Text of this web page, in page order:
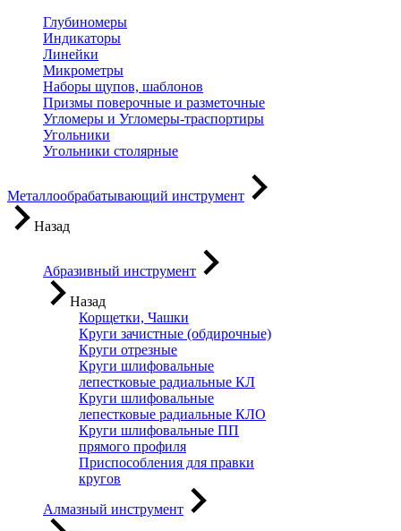
Глубиномеры
Индикаторы
Линейки
Микрометры
Наборы щупов, шаблонов
Призмы поверочные и разметочные
Угломеры и Угломеры-траспортиры
Угольники
Угольники столярные
Металлообрабатывающий инструмент
Назад
Абразивный инструмент
Назад
Корщетки, Чашки
Круги зачистные (обдирочные)
Круги отрезные
Круги шлифовальные
лепестковые радиальные КЛ
Круги шлифовальные
лепестковые радиальные КЛО
Круги шлифовальные ПП
прямого профиля
Приспособления для правки
кругов
Алмазный инструмент